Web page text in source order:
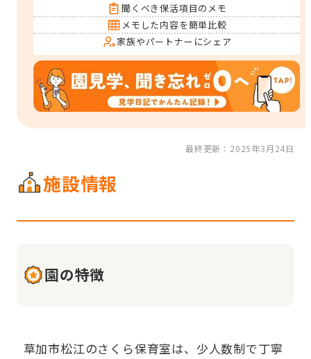
聞くべき保活項目のメモ
メモした内容を簡単比較
家族やパートナーにシェア
最終更新：2025年3月24日
施設情報
園の特徴